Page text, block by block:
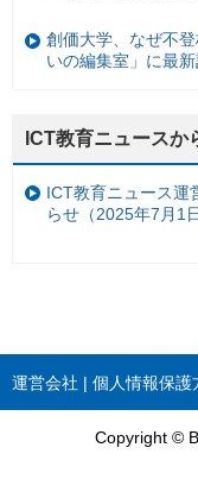
創価大学、なぜ不
いの編集室」に最
ICT教育ニュースか
ICT教育ニュース運
らせ（2025年7月1日
運営会社 個人情報保護
Copyright ©